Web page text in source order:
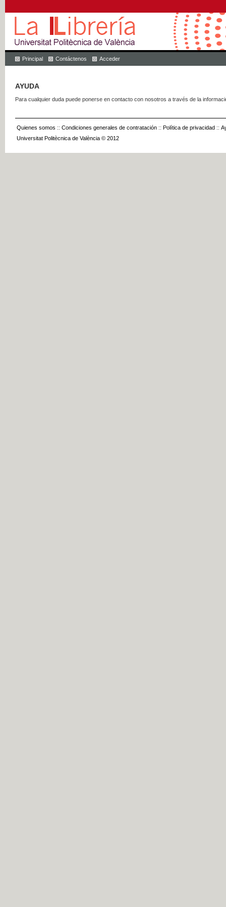
Principal Contáctenos Acceder
AYUDA
Para cualquier duda puede ponerse en contacto con nosotros a través de la
Quienes somos :: Condiciones generales de contratación :: Política de privacidad ::
Universitat Politècnica de València © 2012